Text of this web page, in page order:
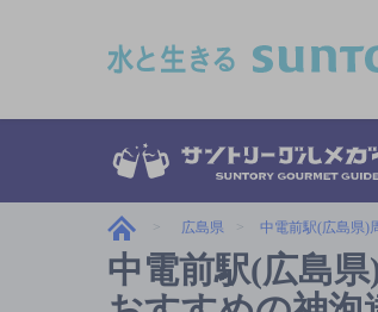
広島県 中電前駅(広島県)
中電前駅(広島